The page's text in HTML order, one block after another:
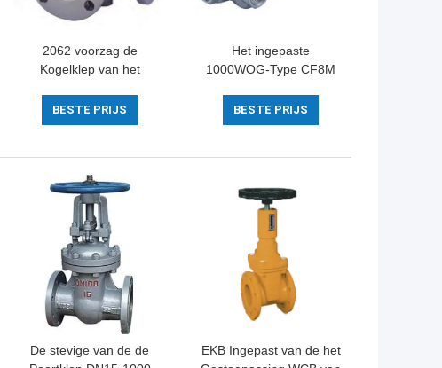
2062 voorzag de
Kogelklep van het
Beëindigen 5 Manier van
een flens150LB Druk
BESTE PRIJS
Het ingepaste
1000WOG-Type CF8M
staalKogelklep 2057N
BESTE PRIJS
De stevige van de de
EKB Ingepast van de het